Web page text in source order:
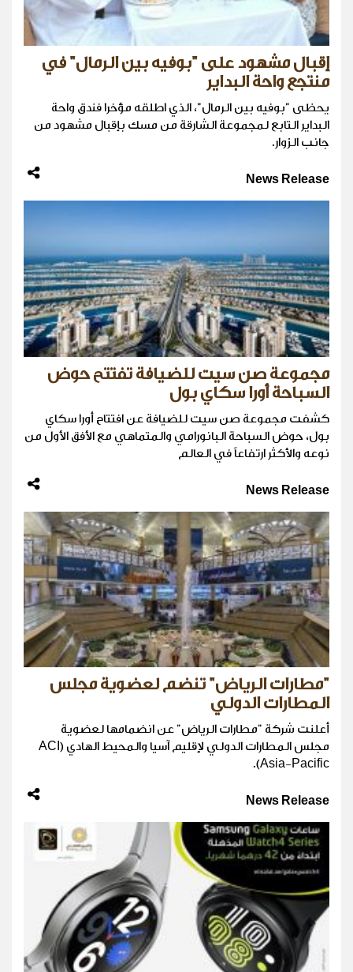
إقبال مشهود على "بوفيه بين الرمال" في
منتجع واحة البداير
يحظى "بوفيه بين الرمال"، الذي اطلقه مؤخرا فندق واحة
البداير التابع لمجموعة الشارقة من مسك بإقبال مشهود من
جانب الزوار.
News Release
مجموعة صن سيت للضيافة تفتتح حوض
السباحة أورا سكاي بول
كشفت مجموعة صن سيت للضيافة عن افتتاح أورا سكاي
بول، حوض السباحة البانورامي والمتماهي مع الأفق الأول من
نوعه والأكثر ارتفاعاً في العالم
News Release
"مطارات الرياض" تنضم لعضوية مجلس
المطارات الدولي
أعلنت شركة "مطارات الرياض" عن انضمامها لعضوية
مجلس المطارات الدولي لإقليم آسيا والمحيط الهادي (ACI
Asia-Pacific).
News Release